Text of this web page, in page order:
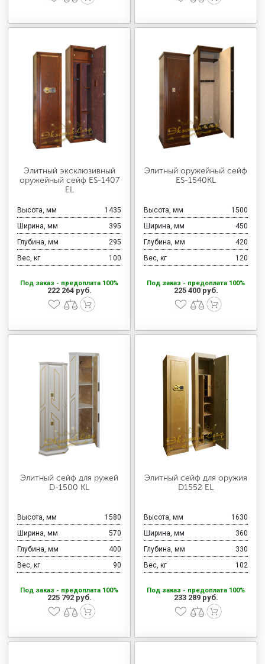
Элитный эксклюзивный
оружейный сейф ES-1407
EL
Высота, мм
1435
Ширина, мм
395
Глубина, мм
295
Вес, кг
100
Под заказ - предоплата 100%
222 264 руб.
Элитный оружейный сейф
ES-1540KL
Высота, мм
1500
Ширина, мм
450
Глубина, мм
420
Вес, кг
120
Под заказ - предоплата 100%
225 400 руб.
Элитный сейф для ружей
D-1500 KL
Высота, мм
1580
Ширина, мм
570
Глубина, мм
400
Вес, кг
90
Под заказ - предоплата 100%
225 792 руб.
Элитный сейф для оружия
D1552 EL
Высота, мм
1630
Ширина, мм
360
Глубина, мм
330
Вес, кг
102
Под заказ - предоплата 100%
233 289 руб.